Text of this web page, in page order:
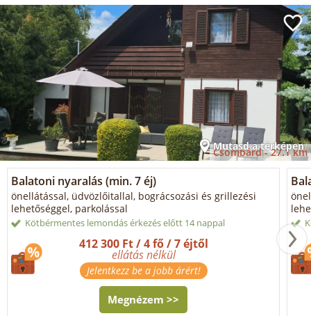
Mutasd a térképen
Csombárd -27.1 km
Balatoni nyaralás (min. 7 éj)
önellátással, üdvözlőitallal, bográcsozási és grillezési
lehetőséggel, parkolással
Kötbérmentes lemondás érkezés előtt 14 nappal
412 300 Ft / 4 fő / 7 éjtől
ellátás nélkül
Jelentkezz be a jobb árért!
Megnézem >>